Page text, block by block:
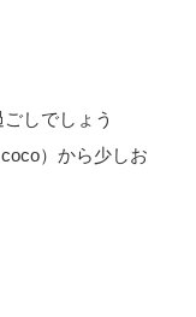
しでしょう
）から少しお